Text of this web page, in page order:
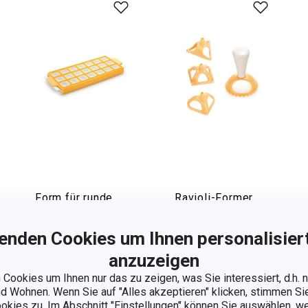
Cookies um Ihnen
anzuzeigen
um Ihnen nur das zu zeigen, was Sie interessiert, d.h.
Wohnen. Wenn Sie auf "Alles akzeptieren" klicken, stimmen
Form für runde
21 St.
Auf Lager
Warenkorb
Ravioli-Former
12,90 €
Auf Lager
Warenkorb